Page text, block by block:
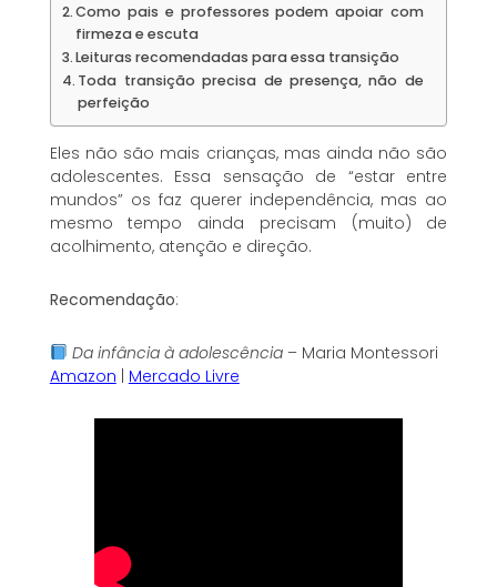
Como pais e professores podem apoiar com
firmeza e escuta
Leituras recomendadas para essa transição
Toda transição precisa de presença, não de
perfeição
Eles não são mais crianças, mas ainda não são
adolescentes. Essa sensação de “estar entre
mundos” os faz querer independência, mas ao
mesmo tempo ainda precisam (muito) de
acolhimento, atenção e direção.
Recomendação:
Da infância à adolescência– Maria Montessori
Amazon | Mercado Livre